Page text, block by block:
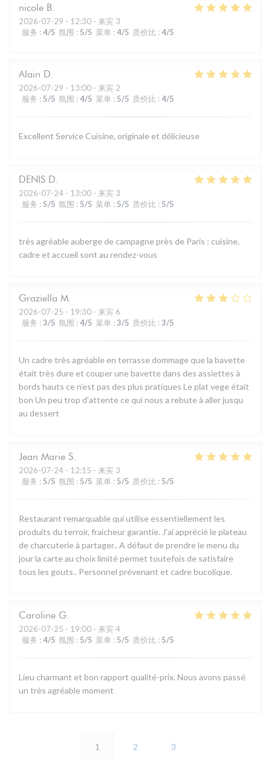
nicole B
2026-07-29 - 12:30 - 来宾 3
服务 : 4/5 氛围 : 5/5 菜单 : 4/5 质价比 : 4/5
Alain D
2026-07-29 - 13:00 - 来宾 2
服务 : 5/5 氛围 : 4/5 菜单 : 5/5 质价比 : 4/5
Excellent Service Cuisine, originale et délicieuse
DENIS D
2026-07-24 - 13:00 - 来宾 3
服务 : 5/5 氛围 : 5/5 菜单 : 5/5 质价比 : 5/5
très agréable auberge de campagne près de Paris : cuisine,
cadre et accueil sont au rendez-vous
Graziella M
2026-07-25 - 19:30 - 来宾 6
服务 : 3/5 氛围 : 4/5 菜单 : 3/5 质价比 : 3/5
Un cadre très agréable en terrasse dommage que la bavette
était très dure et couper une bavette dans des assiettes à
bords hauts ce n’est pas des plus pratiques Le plat vege était
bon Un peu trop d’attente ce qui nous a rebute à aller jusqu
au dessert
Jean Marie S
2026-07-24 - 12:15 - 来宾 3
服务 : 5/5 氛围 : 5/5 菜单 : 5/5 质价比 : 5/5
Restaurant remarquable qui utilise essentiellement les
produits du terroir, fraicheur garantie. J'ai apprécié le plateau
de charcuterie à partager.. A défaut de prendre le menu du
jour la carte au choix limité permet toutefois de satisfaire
tous les gouts.. Personnel prévenant et cadre bucolique.
Caroline G
2026-07-25 - 19:00 - 来宾 4
服务 : 4/5 氛围 : 5/5 菜单 : 5/5 质价比 : 5/5
Lieu charmant et bon rapport qualité-prix. Nous avons passé
un très agréable moment
1 2 3